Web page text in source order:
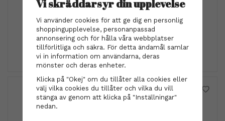
BHBD - Conditioner 300ml
299 kr
INFO KÖP
Vi skräddarsyr din upplevelse
Vi använder cookies för att ge dig en personlig
shoppingupplevelse, personanpassad
annonsering och för hålla våra webbplatser
tillförlitliga och säkra. För detta ändamål samlar
vi in information om användarna, deras
mönster och deras enheter.
Klicka på "Okej" om du tillåter alla cookies eller
välj vilka cookies du tillåter och vilka du vill
stänga av genom att klicka på "Inställningar"
nedan.